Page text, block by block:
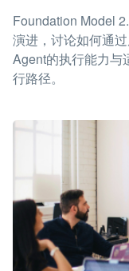
Foundation Model
演进，讨论如何通
Agent的执行能力与
行路径。